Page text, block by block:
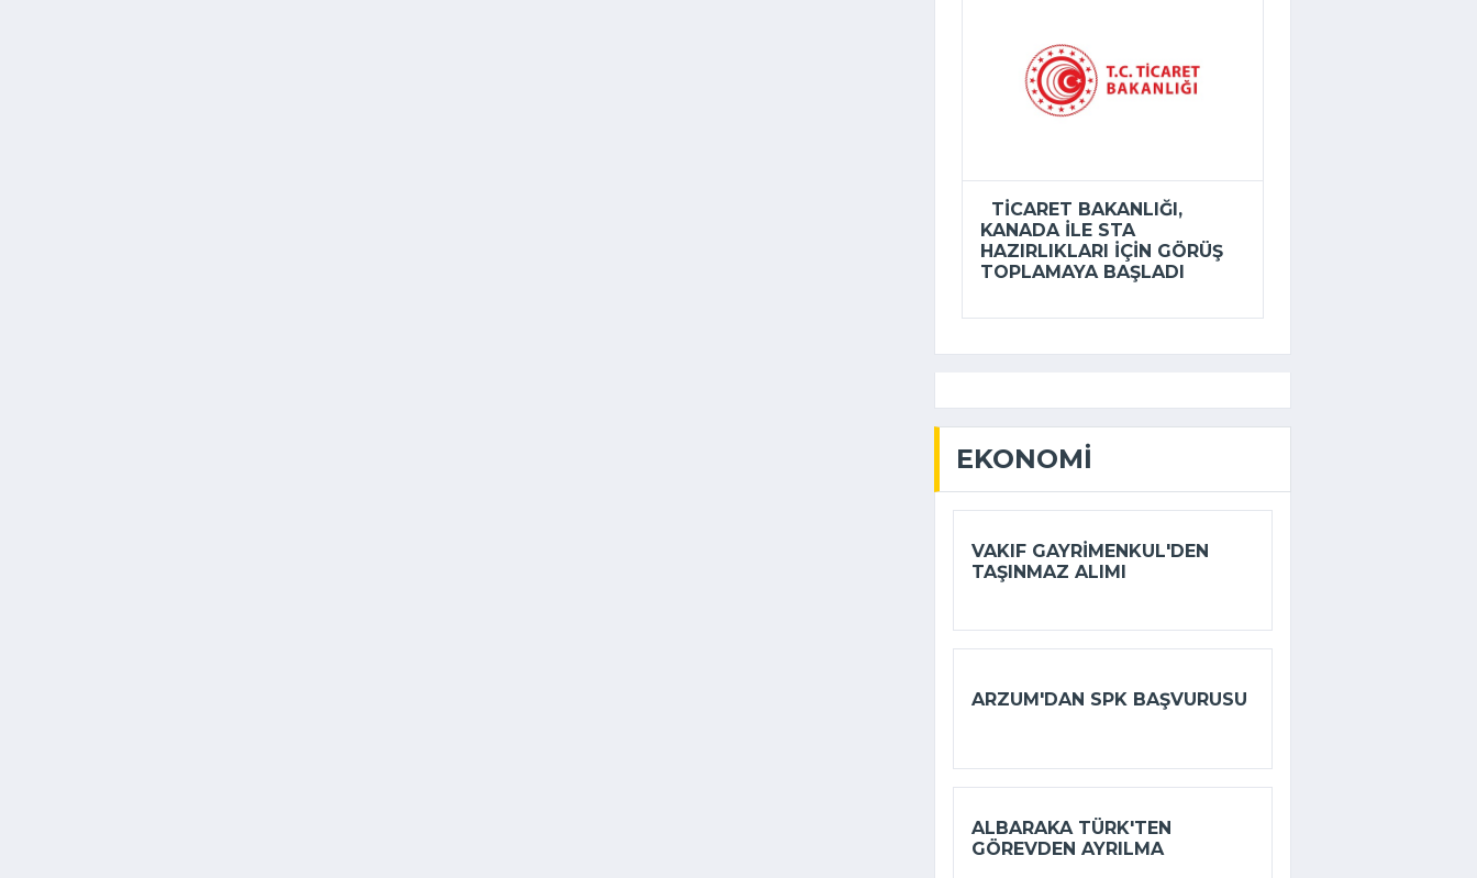
TICARET BAKANLIĞI,
KANADA ILE STA
HAZIRLIKLARI IÇIN GÖRÜŞ
TOPLAMAYA BAŞLADI
EKONOMI
VAKIF GAYRIMENKUL'DEN
TAŞINMAZ ALIMI
ARZUM'DAN SPK BAŞVURUSU
ALBARAKA TÜRK'TEN
GÖREVDEN AYRILMA